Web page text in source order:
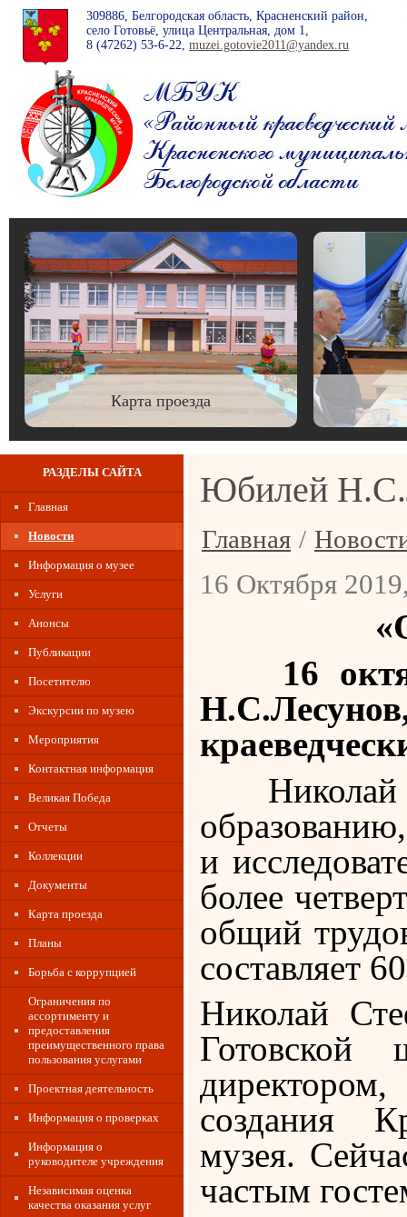
309886, Белгородская область, Красненский район,
село Готовьё, улица Центральная, дом 1,
8 (47262) 53-6-22, muzei.gotovie2011@yandex.ru
Карта проезда
РАЗДЕЛЫ САЙТА
Главная
Новости
Информация о музее
Услуги
Анонсы
Публикации
Посетителю
Экскурсии по музею
Мероприятия
Контактная информация
Великая Победа
Отчеты
Коллекции
Документы
Карта проезда
Планы
Борьба с коррупцией
Ограничения по
ассортименту и
предоставления
преимущественного права
пользования услугами
Проектная деятельность
Информация о проверках
Информация о
руководителе учреждения
Независимая оценка
качества оказания услуг
Юбилей
Главная /
16 Октября
16
Николай
и
более
общий
составляет
Николай
создания
музея.
частым